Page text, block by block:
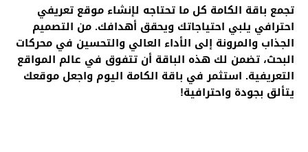
تجمع باقة الكامة كل ما تحتاجه لإنشاء موقع تعريفي
احترافي يلبي احتياجاتك ويحقق أهدافك. من التصميم
الجذاب والمرونة إلى الأداء العالي والتحسين في محركات
البحث، تضمن لك هذه الباقة أن تتفوق في عالم المواقع
التعريفية. استثمر في باقة الكامة اليوم واجعل موقعك
يتألق بجودة واحترافية!